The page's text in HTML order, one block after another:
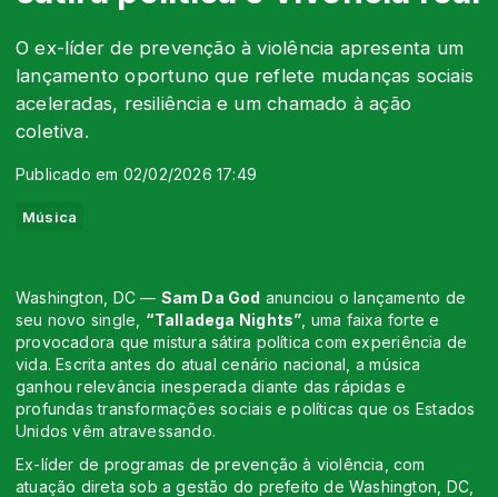
O ex-líder de prevenção à violência apresenta um
lançamento oportuno que reflete mudanças sociais
aceleradas, resiliência e um chamado à ação
coletiva.
Publicado em 02/02/2026 17:49
Música
Washington, DC — Sam Da God anunciou o lançamento de
seu novo single, “Talladega Nights” , uma faixa forte e
provocadora que mistura sátira política com experiência de
vida. Escrita antes do atual cenário nacional, a música
ganhou relevância inesperada diante das rápidas e
profundas transformações sociais e políticas que os Estados
Unidos vêm atravessando.
Ex-líder de programas de prevenção à violência, com
atuação direta sob a gestão do prefeito de Washington, DC,